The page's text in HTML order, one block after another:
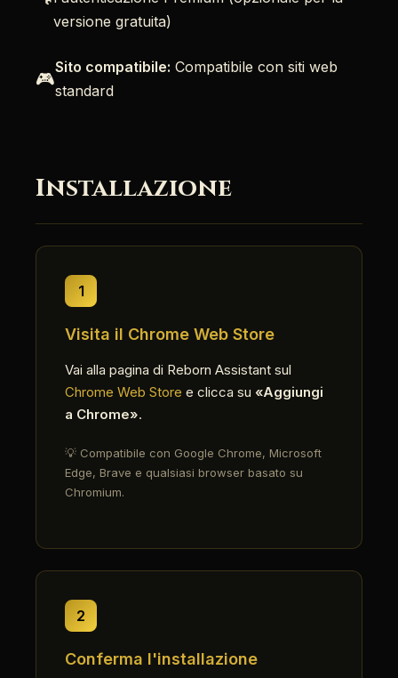
versione gratuita)
🎮
Sito compatibile: Compatibile con siti web
standard
Installazione
1
Visita il Chrome Web Store
Vai alla pagina di Reborn Assistant sul
Chrome Web Store e clicca su «Aggiungi
a Chrome».
💡 Compatibile con Google Chrome, Microsoft
Edge, Brave e qualsiasi browser basato su
Chromium.
2
Conferma l'installazione